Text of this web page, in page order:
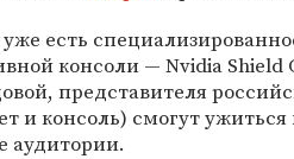
есть
консоли — Nvidia
представителя
и консоль) смогут
аудитории.